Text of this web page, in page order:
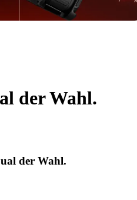
der Wahl.
der Wahl.